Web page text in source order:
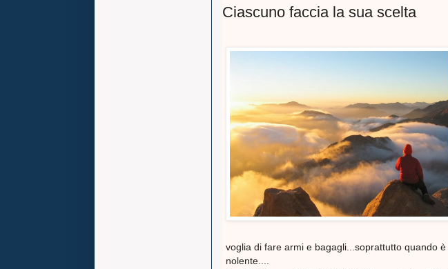
Ciascuno faccia la sua scelta
voglia di fare armi e bagagli...soprattutto quando è
nolente....